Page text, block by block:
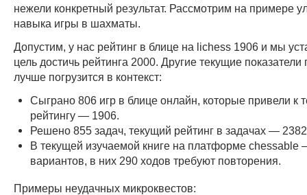
нежели конкретный результат. Рассмотрим на примере
навыка игры в шахматы.
Допустим, у нас рейтинг в блице на lichess 1906 и мы
цель достичь рейтинга 2000. Другие текущие
лучше погрузится в контекст:
Сыграно 806 игр в блице онлайн, которые привели к
рейтингу — 1906.
Решено 855 задач, текущий рейтинг в задачах —
В текущей изучаемой книге на платформе chessable
вариантов, в них 290 ходов требуют повторения.
Примеры неудачных микроквестов: